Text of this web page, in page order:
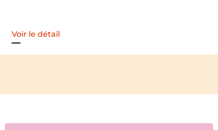
Voir le détail